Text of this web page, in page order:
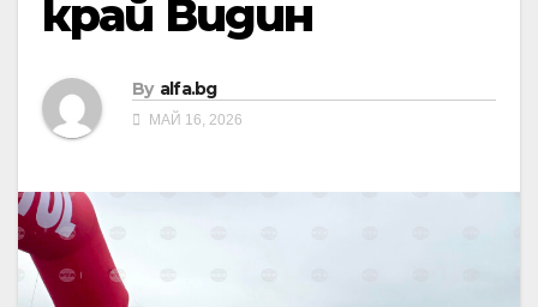
край Видин
By alfa.bg
МАЙ 16, 2026